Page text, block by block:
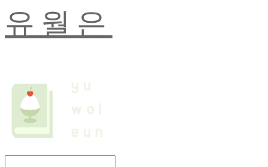
유월은